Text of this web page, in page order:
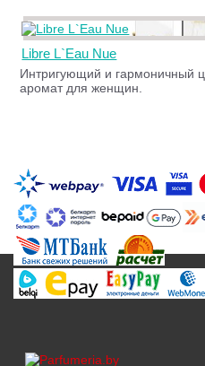
Libre L`Eau Nue
Интригующий и гармоничный
аромат для женщин.